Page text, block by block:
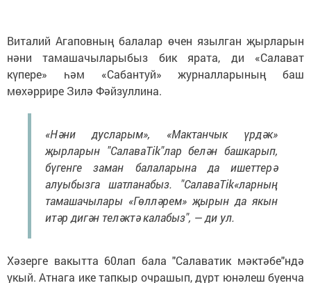
Виталий Агаповның балалар өчен язылган җырларын
нәни тамашачыларыбыз бик ярата, ди «Салават
күпере» һәм «Сабантуй» журналларының баш
мөхәррире Зилә Фәйзуллина.
«Нәни дусларым», «Мактанчык үрдәк»
җырларын "СалаваTik"лар белән башкарып,
бүгенге заман балаларына да ишеттерә
алуыбызга шатланабыз. "СалаваTik«ларның
тамашачылары «Гөлләрем» җырын да якын
итәр дигән теләктә калабыз", — ди ул.
Хәзерге вакытта 60лап бала "Салаватик мәктәбе"ндә
укый. Атнага ике тапкыр очрашып, дүрт юнәлеш буенча